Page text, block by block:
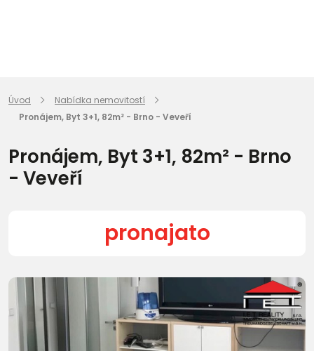
Úvod
Nabídka nemovitostí
Pronájem, Byt 3+1, 82m² - Brno - Veveří
Pronájem, Byt 3+1, 82m² - Brno
- Veveří
pronajato